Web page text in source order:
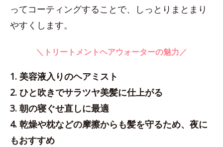
ってコーティングすることで、しっとりまとまり
やすくします。
＼トリートメントヘアウォーターの魅力／
1. 美容液入りのヘアミスト
2. ひと吹きでサラツヤ美髪に仕上がる
3. 朝の寝ぐせ直しに最適
4. 乾燥や枕などの摩擦からも髪を守るため、夜に
もおすすめ